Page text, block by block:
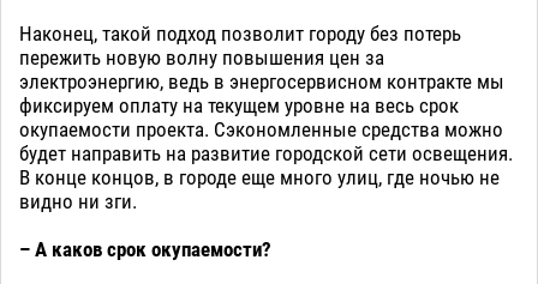
Наконец, такой подход позволит городу без потерь
пережить новую волну повышения цен за
электроэнергию, ведь в энергосервисном контракте мы
фиксируем оплату на текущем уровне на весь срок
окупаемости проекта. Сэкономленные средства можно
будет направить на развитие городской сети освещения.
В конце концов, в городе еще много улиц, где ночью не
видно ни зги.
– А каков срок окупаемости?